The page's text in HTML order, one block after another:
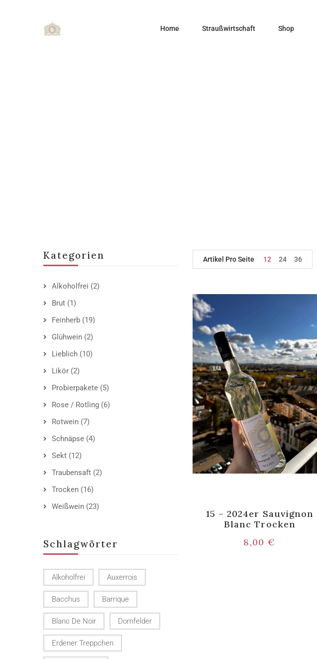
Home Straußwirtschaft Shop
Kategorien
Alkoholfrei (2)
Brut (1)
Feinherb (19)
Glühwein (2)
Lieblich (10)
Likör (2)
Probierpakete (5)
Rose / Rotling (6)
Rotwein (7)
Schnäpse (4)
Sekt (12)
Traubensaft (2)
Trocken (16)
Weißwein (23)
Schlagwörter
Alkoholfrei Auxerrois
Bacchus Barrique
Blanc De Noir Dornfelder
Erdener Treppchen
Artikel Pro Seite 12 24 36
15 – 2024er Sauvignon
Blanc Trocken
8,00€